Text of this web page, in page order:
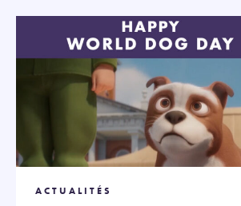
ACTUALITÉS